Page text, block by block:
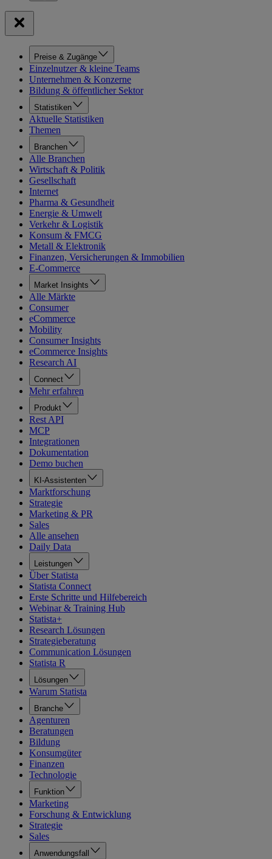
Preise & Zugänge
Einzelnutzer & kleine Teams
Unternehmen & Konzerne
Bildung & öffentlicher Sektor
Statistiken
Aktuelle Statistiken
Themen
Branchen
Alle Branchen
Wirtschaft & Politik
Gesellschaft
Internet
Pharma & Gesundheit
Energie & Umwelt
Verkehr & Logistik
Konsum & FMCG
Metall & Elektronik
Finanzen, Versicherungen & Immobilien
E-Commerce
Market Insights
Alle Märkte
Consumer
eCommerce
Mobility
Consumer Insights
eCommerce Insights
Research AI
Connect
Mehr erfahren
Produkt
Rest API
MCP
Integrationen
Dokumentation
Demo buchen
KI-Assistenten
Marktforschung
Strategie
Marketing & PR
Sales
Alle ansehen
Daily Data
Leistungen
Über Statista
Statista Connect
Erste Schritte und Hilfebereich
Webinar & Training Hub
Statista+
Research Lösungen
Strategieberatung
Communication Lösungen
Statista R
Lösungen
Warum Statista
Branche
Agenturen
Beratungen
Bildung
Konsumgüter
Finanzen
Technologie
Funktion
Marketing
Forschung & Entwicklung
Strategie
Sales
Anwendungsfall